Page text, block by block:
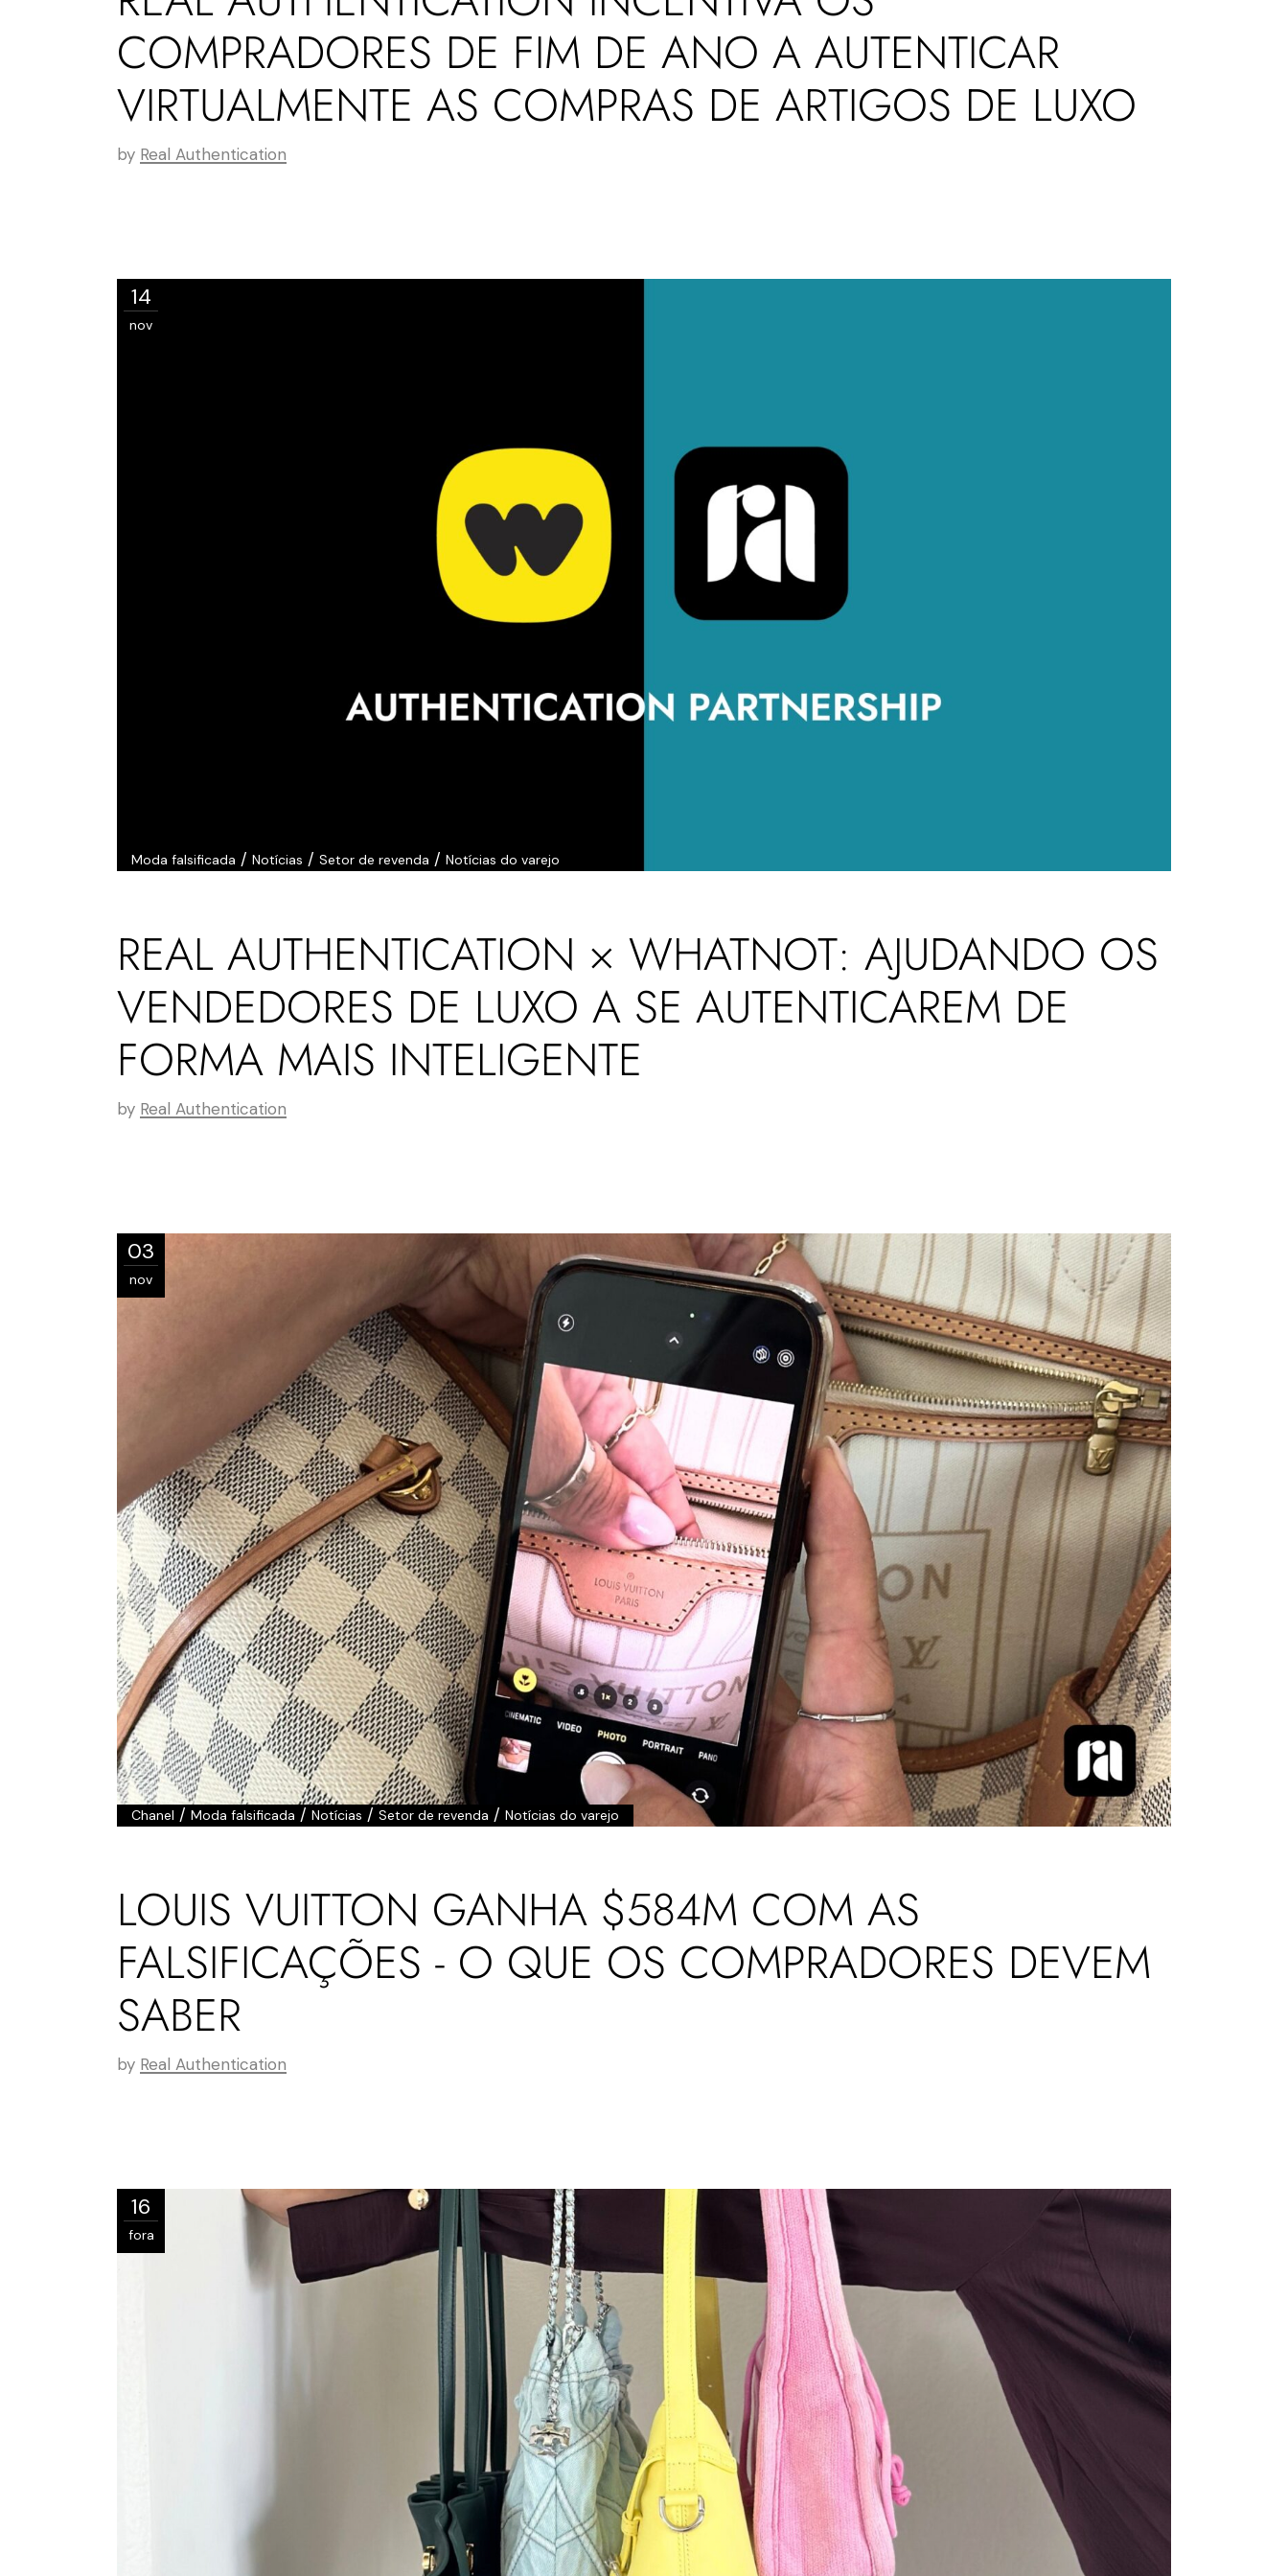
COMPRADORES DE FIM DE ANO A AUTENTICAR
VIRTUALMENTE AS COMPRAS DE ARTIGOS DE LUXO
by Real Authentication
14
nov
Moda falsificada / Notícias / Setor de revenda / Notícias do varejo
REAL AUTHENTICATION × WHATNOT: AJUDANDO OS
VENDEDORES DE LUXO A SE AUTENTICAREM DE
FORMA MAIS INTELIGENTE
by Real Authentication
03
nov
Chanel / Moda falsificada / Notícias / Setor de revenda / Notícias do varejo
LOUIS VUITTON GANHA $584M COM AS
FALSIFICAÇÕES - O QUE OS COMPRADORES DEVEM
SABER
by Real Authentication
16
fora